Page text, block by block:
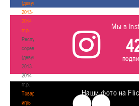
(девушки)
2013-
2014
гг.р.
Республиканские
соревнования
(девушки)
2013-
2014
гг.р.
Товарищеские
игры
Мы в
Наши фото на